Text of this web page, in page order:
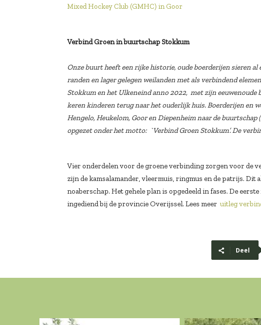
Mixed Hockey Club (GMHC) in Goor
Verbind Groen in buurtschap Stokkum
Onze buurt heeft een rijke historie, oude boerderijen sieren
randen en lager gelegen weilanden met als verbindend
Stokkum en het Ulkeneind anno 2022, met zijn
keren kinderen terug naar het ouderlijk huis. Boerderijen en
Hengelo, Heukelom, Goor en Diepenheim naar de
opgezet onder het motto: `Verbind Groen Stokkum’. De
Vier onderdelen voor de groene verbinding zorgen voor de
zijn de kamsalamander, vleermuis, ringmus en de patrijs. Dit
noaberschap. Het gehele plan is opgedeeld in fases. De
ingediend bij de provincie Overijssel. Lees meeruitleg
Deel